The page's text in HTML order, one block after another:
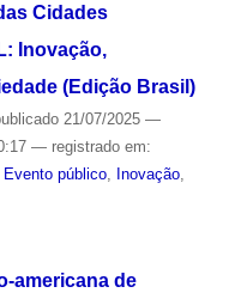
Cidades
Inovação,
(Edição Brasil)
21/07/2025 —
— registrado em:
Evento público, Inovação,
americana de